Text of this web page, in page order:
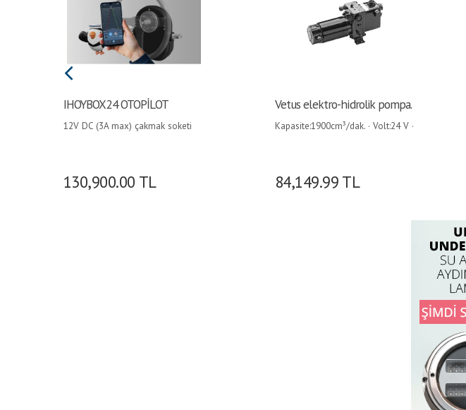
IHOYBOX24 OTOPİLOT
12V DC (3A max) çakmak soketi
(pompalı veya telli): 75-150mm çap,
40-90mm derinlik, Maksimum tork:
130,900.00 TL
Vetus elektro-hidrolik pompa.
Kapasite:1900cm³/dak. · Volt:24 V ·
84,149.99 TL